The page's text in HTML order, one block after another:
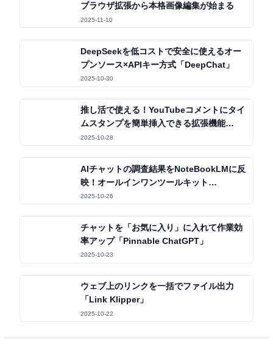
ブラウザ拡張から本格画像編集が始まる
2025-11-10
DeepSeekを低コストで安全に使えるオー
プンソース×APIキー方式「DeepChat」
2025-10-30
推し活で使える！YouTubeコメントにタイ
ムスタンプを簡単挿入できる拡張機能
「OSHIStamp」
2025-10-28
AIチャットの調査結果をNoteBookLMに反
映！オールインワンツールキット
「Kortex」
2025-10-26
チャットを「お気に入り」に入れて作業効
率アップ「Pinnable ChatGPT」
2025-10-23
ウェブ上のリンクを一括でファイル出力
「Link Klipper」
2025-10-22